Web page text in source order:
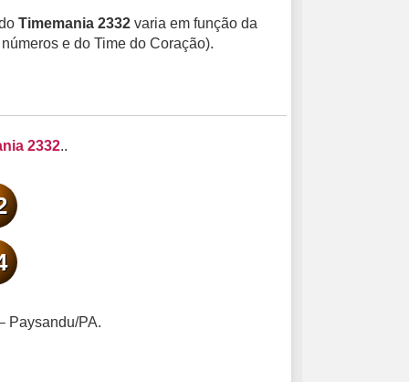
Timemania 2332varia em função da
e do Time do Coração).
2332..
Paysandu/PA.